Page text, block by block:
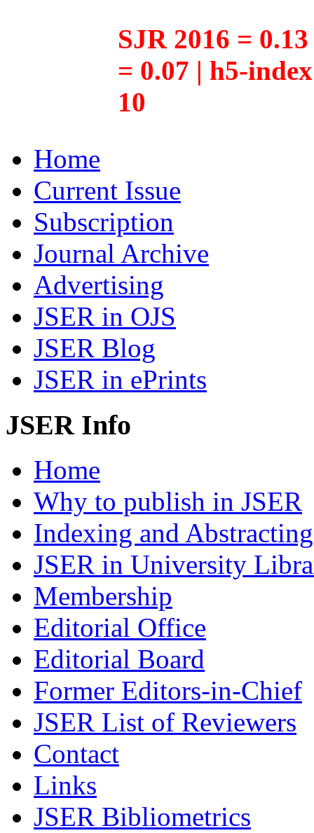
SJR 2016 =
= 0.07 | h5-
10
Home
Current Issue
Subscription
Journal Archive
Advertising
JSER in OJS
JSER Blog
JSER in ePrints
JSER Info
Home
Why to publish in JSER
Indexing and Abstracting
JSER in University
Membership
Editorial Office
Editorial Board
Former Editors-in-Chief
JSER List of Reviewers
Contact
Links
JSER Bibliometrics